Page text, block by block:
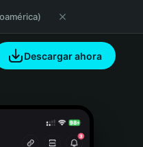
Descargar ahora